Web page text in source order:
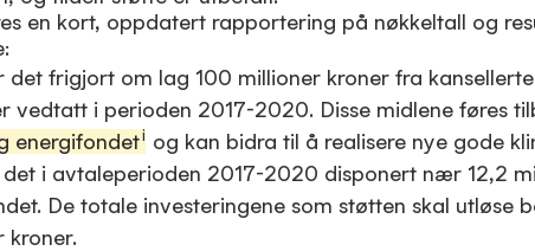
en kort, oppdatert rapportering på nøkkeltall og
det frigjort om lag 100 millioner kroner fra
vedtatt i perioden 2017-2020. Disse midlene føres
energifondeti og kan bidra til å realisere nye gode
i avtaleperioden 2017-2020 disponert nær 12,2
De totale investeringene som støtten skal utløse
kroner.